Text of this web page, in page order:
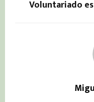
Voluntariado